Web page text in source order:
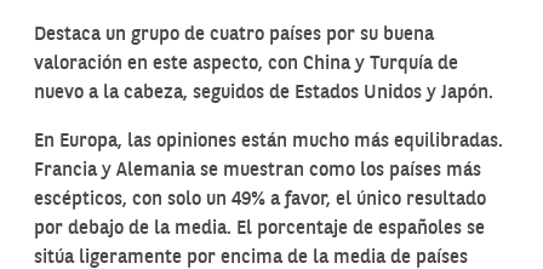
Destaca un grupo de cuatro países por su buena
valoración en este aspecto, con China y Turquía de
nuevo a la cabeza, seguidos de Estados Unidos y Japón.
En Europa, las opiniones están mucho más equilibradas.
Francia y Alemania se muestran como los países más
escépticos, con solo un 49% a favor, el único resultado
por debajo de la media. El porcentaje de españoles se
sitúa ligeramente por encima de la media de países